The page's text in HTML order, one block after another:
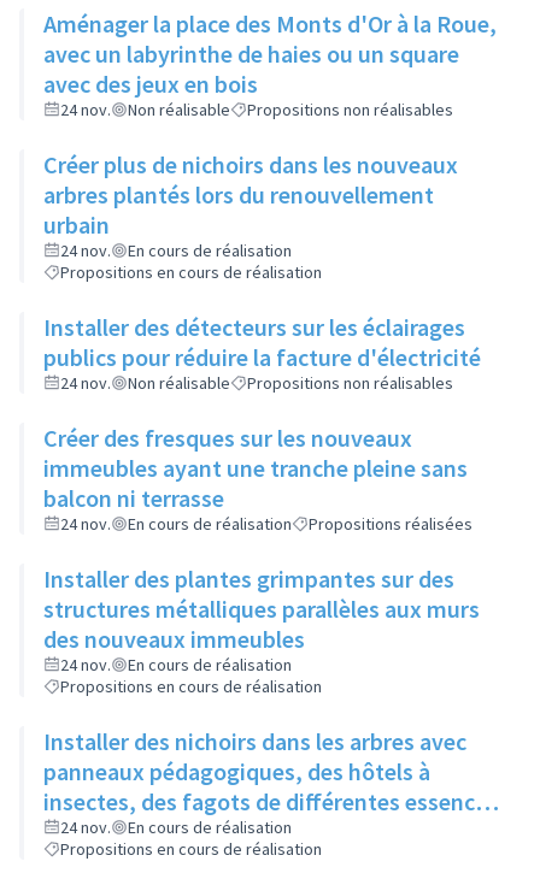
Aménager la place des Monts d'Or à la Roue,
avec un labyrinthe de haies ou un square
avec des jeux en bois
24 nov. Non réalisable Propositions non réalisables
Créer plus de nichoirs dans les nouveaux
arbres plantés lors du renouvellement
urbain
24 nov.
En cours de réalisation
Propositions en cours de réalisation
Installer des détecteurs sur les éclairages
publics pour réduire la facture d'électricité
24 nov. Non réalisable Propositions non réalisables
Créer des fresques sur les nouveaux
immeubles ayant une tranche pleine sans
balcon ni terrasse
24 nov. En cours de réalisation Propositions réalisées
Installer des plantes grimpantes sur des
structures métalliques parallèles aux murs
des nouveaux immeubles
24 nov.
En cours de réalisation
Propositions en cours de réalisation
Installer des nichoirs dans les arbres avec
panneaux pédagogiques, des hôtels à
insectes, des fagots de différentes essences
pour stimuler la biodiversité sur la place du
Château à la Roue
24 nov.
En cours de réalisation
Propositions en cours de réalisation